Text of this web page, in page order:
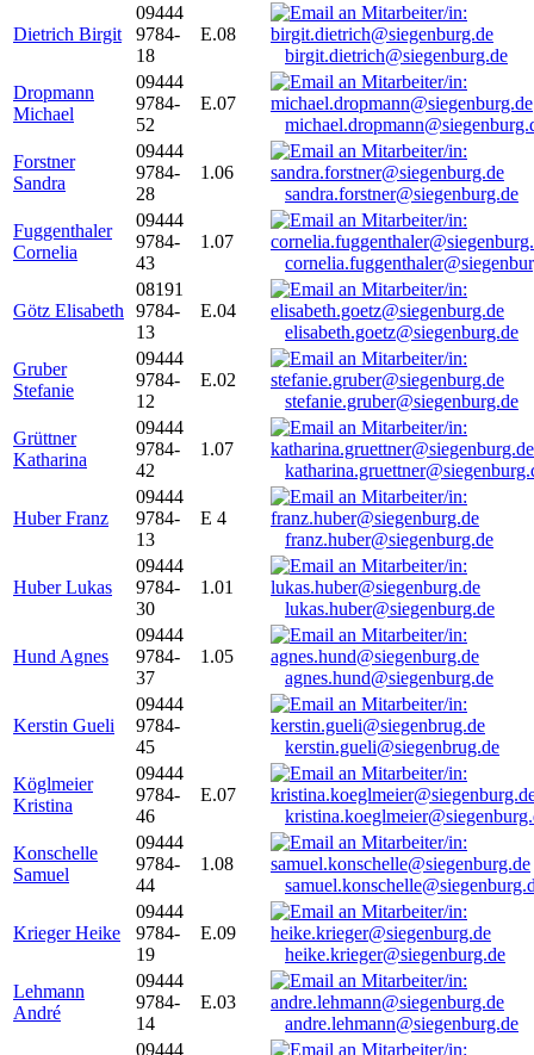
Dietrich Birgit
09444
9784-
18
E.08
birgit.dietrich@siegenburg.de
Dropmann
Michael
09444
9784-
52
E.07
Forstner
Sandra
09444
9784-
28
1.06
sandra.forstner@siegenburg.de
Fuggenthaler
Cornelia
09444
9784-
43
1.07
Götz Elisabeth
08191
9784-
13
E.04
elisabeth.goetz@siegenburg.de
Gruber
Stefanie
09444
9784-
12
E.02
stefanie.gruber@siegenburg.de
Grüttner
Katharina
09444
9784-
42
1.07
Huber Franz
09444
9784-
13
E 4
franz.huber@siegenburg.de
Huber Lukas
09444
9784-
30
1.01
lukas.huber@siegenburg.de
Hund Agnes
09444
9784-
37
1.05
agnes.hund@siegenburg.de
Kerstin Gueli
09444
9784-
45
kerstin.gueli@siegenbrug.de
Köglmeier
Kristina
09444
9784-
46
E.07
Konschelle
Samuel
09444
9784-
44
1.08
Krieger Heike
09444
9784-
19
E.09
heike.krieger@siegenburg.de
Lehmann
André
09444
9784-
14
E.03
andre.lehmann@siegenburg.de
09444